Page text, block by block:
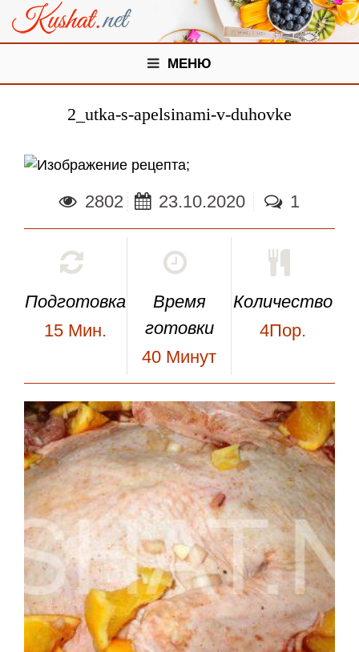
МЕНЮ
2_utka-s-apelsinami-v-duhovke
;
2802 23.10.2020 1
Подготовка
15 Мин.
Время
готовки
40 Минут
Количество
4Пор.